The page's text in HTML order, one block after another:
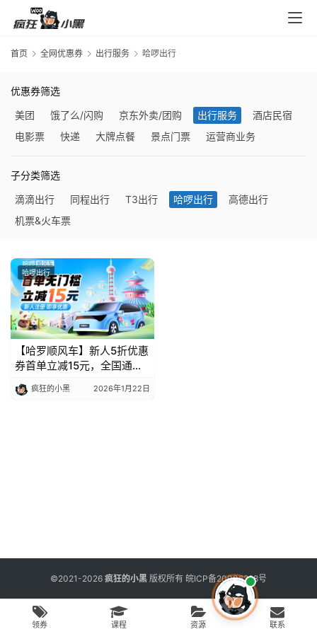
口
券
中
心
资
宝
实
用
工
具
首页 全网优惠券 出行服务 哈啰出行
优惠券筛选
美团
饿了么/闪购 京东外卖/团购 出行服务
酒店民宿
电影票
快递 大牌点餐 景点门票 运营商业务
子分类筛选
滴滴出行
同程出行 T3出行 哈啰出行
高德出行
机票&火车票
哈啰出行
【哈罗顺风车】新人5折优惠
券首单立减15元，全国通用
限时领
疯狂的小黑 2026年1月22日
©2021-2026 疯狂的小黑 版权所有 皖ICP备20006298号
领券 课程 资源 联系